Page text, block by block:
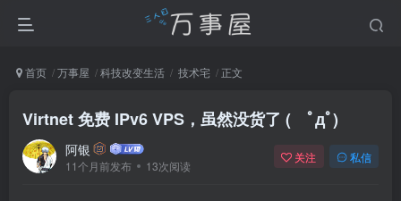
首页 万事屋 科技改变生活 技术宅 正文
Virtnet 免费 IPv6 VPS，虽然没货了 ( ﾟдﾟ)
阿银
11个月前发布 13次阅读
关注 私信